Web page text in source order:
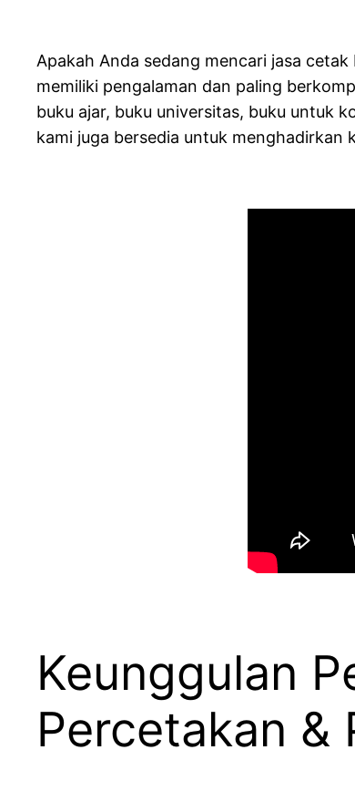
Apakah Anda sedang mencari jasa
memiliki pengalaman dan paling
buku ajar, buku universitas, buku untuk
kami juga bersedia untuk menghadirkan
Keunggulan
Percetakan &